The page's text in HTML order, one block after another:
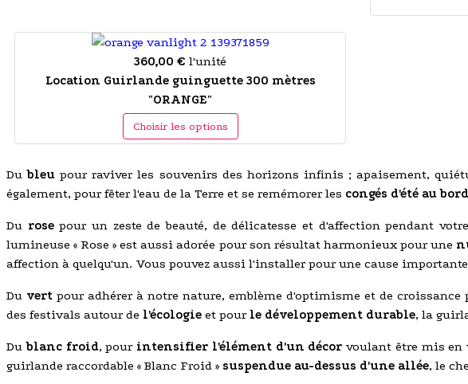
360,00 € l'unité
Location Guirlande guinguette 300 mètres
"ORANGE"
Choisir les options
Dubleu pour raviver les souvenirs des horizons infinis ; apaisement,
également, pour fêter l'eau de la Terre et se remémorer les congés d'été au
Du rosepour un zeste de beauté, de délicatesse et d'affection pendant votre
lumineuse « Rose » est aussi adorée pour son résultat harmonieux pour une
affection à quelqu'un. Vous pouvez aussi l'installer pour une cause
Du vertpour adhérer à notre nature, emblème d'optimisme et de
des festivals autour de l'écologie et pour le développement durable, la
Dublanc froid, pour intensifier l'élément d'un décor voulant être mis en
guirlande raccordable « Blanc Froid » suspendue au-dessus d'une allée, le